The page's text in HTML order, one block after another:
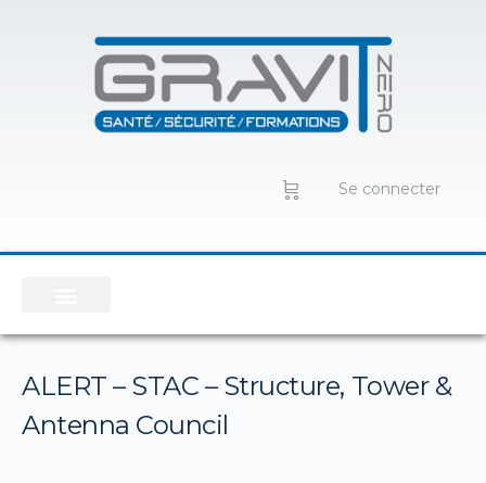
Se connecter
ALERT – STAC – Structure, Tower &
Antenna Council